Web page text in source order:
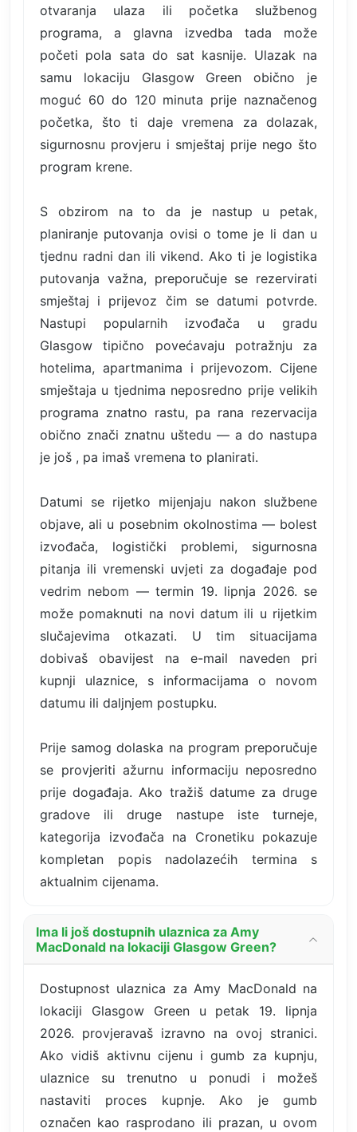
otvaranja ulaza ili početka službenog
programa, a glavna izvedba tada može
početi pola sata do sat kasnije. Ulazak na
samu lokaciju Glasgow Green obično je
moguć 60 do 120 minuta prije naznačenog
početka, što ti daje vremena za dolazak,
sigurnosnu provjeru i smještaj prije nego što
program krene.
S obzirom na to da je nastup u petak,
planiranje putovanja ovisi o tome je li dan u
tjednu radni dan ili vikend. Ako ti je logistika
putovanja važna, preporučuje se rezervirati
smještaj i prijevoz čim se datumi potvrde.
Nastupi popularnih izvođača u gradu
Glasgow tipično povećavaju potražnju za
hotelima, apartmanima i prijevozom. Cijene
smještaja u tjednima neposredno prije velikih
programa znatno rastu, pa rana rezervacija
obično znači znatnu uštedu — a do nastupa
je još , pa imaš vremena to planirati.
Datumi se rijetko mijenjaju nakon službene
objave, ali u posebnim okolnostima — bolest
izvođača, logistički problemi, sigurnosna
pitanja ili vremenski uvjeti za događaje pod
vedrim nebom — termin 19. lipnja 2026. se
može pomaknuti na novi datum ili u rijetkim
slučajevima otkazati. U tim situacijama
dobivaš obavijest na e-mail naveden pri
kupnji ulaznice, s informacijama o novom
datumu ili daljnjem postupku.
Prije samog dolaska na program preporučuje
se provjeriti ažurnu informaciju neposredno
prije događaja. Ako tražiš datume za druge
gradove ili druge nastupe iste turneje,
kategorija izvođača na Cronetiku pokazuje
kompletan popis nadolazećih termina s
aktualnim cijenama.
Ima li još dostupnih ulaznica za Amy
MacDonald na lokaciji Glasgow Green?
Dostupnost ulaznica za Amy MacDonald na
lokaciji Glasgow Green u petak 19. lipnja
2026. provjeravaš izravno na ovoj stranici.
Ako vidiš aktivnu cijenu i gumb za kupnju,
ulaznice su trenutno u ponudi i možeš
nastaviti proces kupnje. Ako je gumb
označen kao rasprodano ili prazan, u ovom